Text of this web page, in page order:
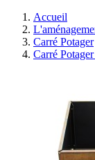
Accueil
Carré Potager
Carré